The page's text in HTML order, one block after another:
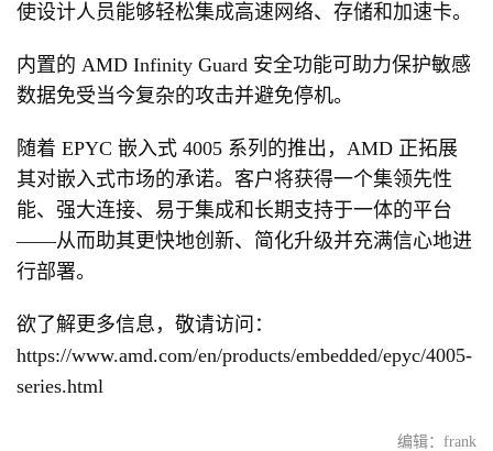
使设计人员能够轻松集成高速网络、存储和加速卡。
内置的 AMD Infinity Guard 安全功能可助力保护敏感
数据免受当今复杂的攻击并避免停机。
随着 EPYC 嵌入式 4005 系列的推出，AMD 正拓展
其对嵌入式市场的承诺。客户将获得一个集领先性
能、强大连接、易于集成和长期支持于一体的平台
——从而助其更快地创新、简化升级并充满信心地进
行部署。
欲了解更多信息，敬请访问：
https://www.amd.com/en/products/embedded/epyc/4005-
series.html
编辑：frank